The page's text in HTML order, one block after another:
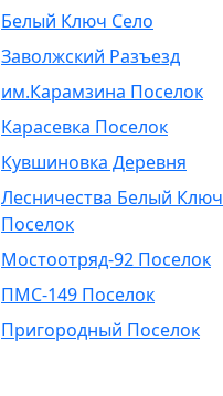
Белый Ключ Село
Заволжский Разъезд
им.Карамзина Поселок
Карасевка Поселок
Кувшиновка Деревня
Лесничества Белый Ключ
Поселок
Мостоотряд-92 Поселок
ПМС-149 Поселок
Пригородный Поселок